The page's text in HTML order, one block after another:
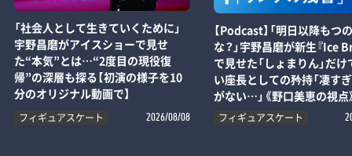
「社会人として生きていくために」
宇野昌磨がアイスショーで見せ
た“本気”とは…“2度目の現役復
帰”の深層も探る【初演の様子を10
分のオリジナル動画で】
フィギュアスケート 2026/08/08
【Podcast】「明日以降もつ
な？」宇野昌磨が新生『Ice
で見せた「しょまりん」だ
い座長としての矜持「凄す
がない…」《野口美恵の視点
フィギュアスケート